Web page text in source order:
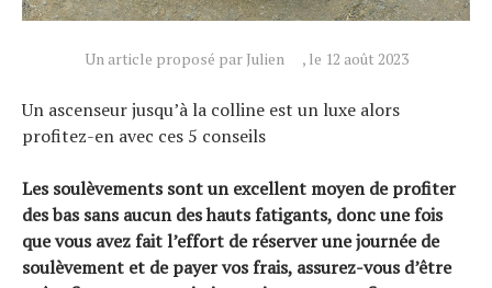
Un article proposé par Julien , le 12 août 2023
Un ascenseur jusqu’à la colline est un luxe alors
profitez-en avec ces 5 conseils
Les soulèvements sont un excellent moyen de profiter
des bas sans aucun des hauts fatigants, donc une fois
que vous avez fait l’effort de réserver une journée de
soulèvement et de payer vos frais, assurez-vous d’être
Technologies
Tests de produits
Conseils